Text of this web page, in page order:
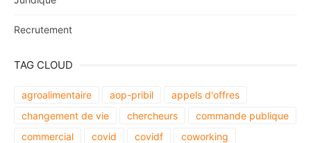
Recrutement
TAG CLOUD
agroalimentaire aop-pribil
appels d'offres
changement de vie
chercheurs
commande publique
commercial
covid covidf
coworking